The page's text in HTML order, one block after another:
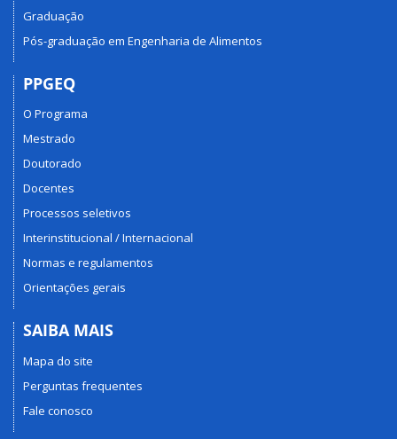
Graduação
Pós-graduação em Engenharia de Alimentos
PPGEQ
O Programa
Mestrado
Doutorado
Docentes
Processos seletivos
Interinstitucional / Internacional
Normas e regulamentos
Orientações gerais
SAIBA MAIS
Mapa do site
Perguntas frequentes
Fale conosco